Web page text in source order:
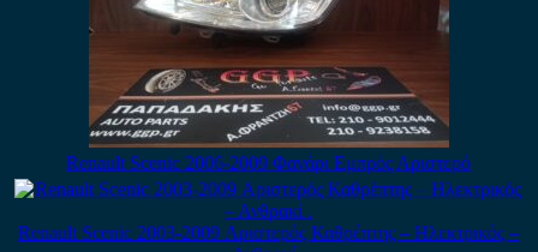
Renault Scenic 2006-2009 Φανάρι Εμπρός Αριστερό
Renault Scenic 2003-2009 Αριστερός Καθρέπτης – Ηλεκτρικός –